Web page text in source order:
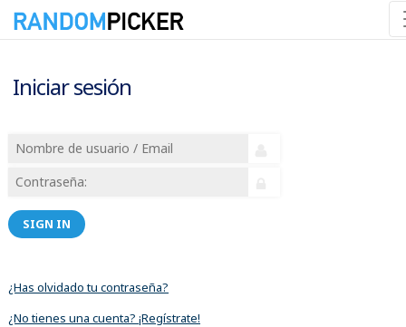
Iniciar sesión
SIGN IN
¿Has olvidado tu contraseña?
¿No tienes una cuenta? ¡Regístrate!